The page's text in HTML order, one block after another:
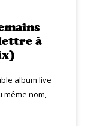
à
album live
même nom,